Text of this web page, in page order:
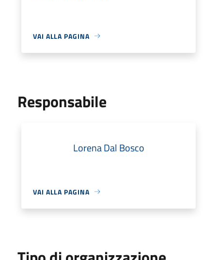
VAI ALLA PAGINA
Responsabile
Lorena Dal Bosco
VAI ALLA PAGINA